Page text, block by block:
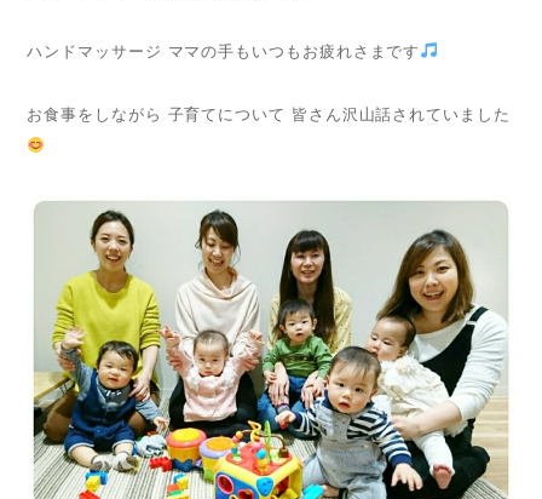
ハンドマッサージ ママの手もいつもお疲れさまです
お食事をしながら 子育てについて 皆さん沢山話されていました